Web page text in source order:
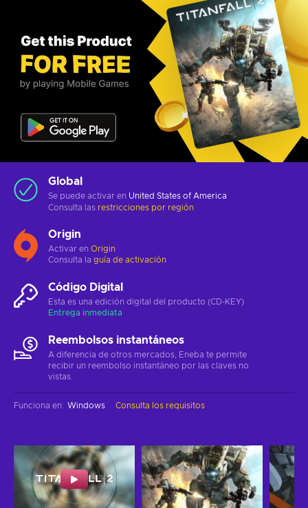
Global
Se puede activar en United States of America
Consulta las restricciones por región
Origin
Activar en Origin
Consulta la guía de activación
Código Digital
Esta es una edición digital del producto (CD-KEY)
Entrega inmediata
Reembolsos instantáneos
A diferencia de otros mercados, Eneba te permite
recibir un reembolso instantáneo por las claves no
vistas.
Funciona en: Windows Consulta los requisitos